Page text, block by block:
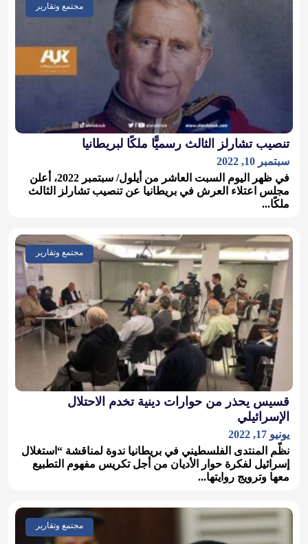
مجتمع وتقارير
تنصيب تشارلز الثالث رسميًّا ملكًا لبريطانيا
سبتمبر 10, 2022
في ظهر اليوم السبت العاشر من أيلول/ سبتمبر 2022، أعلن
مجلس اعتلاء العرش في بريطانيا عن تنصيب تشارلز الثالث
ملكًا...
مجتمع وتقارير
قسيس يحذر من حوارات دينية تخدم الاحتلال
الإسرائيلي
يونيو 17, 2022
نظّم المنتدى الفلسطيني في بريطانيا ندوة لمناقشة “استغلال
إسرائيل لفكرة حوار الأديان من أجل تكريس مفهوم التطبيع
معها وترويج روايتها...
مجتمع وتقارير